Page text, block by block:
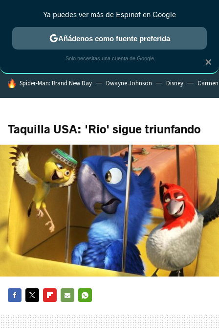
MENÚ NUEVO
ESTRENOS REALITY ANIME RANKINGS CINE
HOY SE HABLA DE
Spider-Man: Brand New Day Dwayne Johnson Disney
Taquilla USA: 'Rio' sigue triunfando
MAIL
×
Ya puedes ver más de Espinof en Google
Añádenos como fuente preferida
Solo necesitas una cuenta de Google